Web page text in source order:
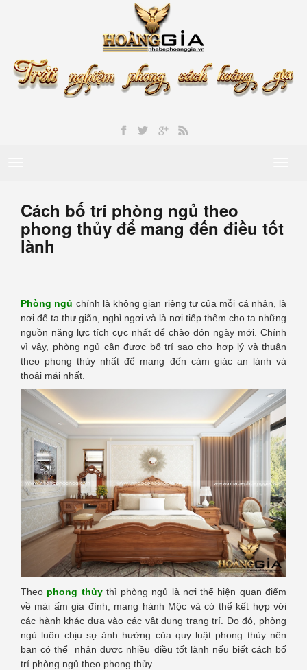
Cách bố trí phòng ngủ theo
phong thủy để mang đến điều tốt
lành
Phòng ngủ chính là không gian riêng tư của mỗi cá nhân, là
nơi để ta thư giãn, nghỉ ngơi và là nơi tiếp thêm cho ta những
nguồn năng lực tích cực nhất để chào đón ngày mới. Chính
vì vậy, phòng ngủ cần được bố trí sao cho hợp lý và thuận
theo phong thủy nhất để mang đến cảm giác an lành và
thoải mái nhất.
Theo phong thủythì phòng ngủ là nơi thể hiện quan điểm
về mái ấm gia đình, mang hành Mộc và có thể kết hợp với
các hành khác dựa vào các vật dụng trang trí. Do đó, phòng
ngủ luôn chịu sự ảnh hưởng của quy luật phong thủy nên
bạn có thể nhận được nhiều điều tốt lành nếu biết cách bố
trí phòng ngủ theo phong thủy.